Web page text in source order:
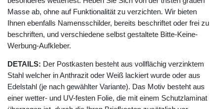
Masse ab, ohne auf Funktionalität zu verzichten. Wir bieten
Ihnen ebenfalls Namensschilder, bereits beschriftet oder frei zu
beschriften, und verschiedene selbst gestaltete Bitte-Keine-
Werbung-Aufkleber.
DETAILS: Der Postkasten besteht aus vollflächig verzinktem
Stahl welcher in Anthrazit oder Weiß lackiert wurde oder aus
Edelstahl (je nach gewählter Variante). Das Motiv besteht aus
einer wetter- und UV-festen Folie, die mit einem Schutzlaminat